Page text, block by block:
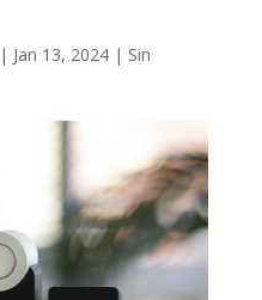
| Jan 13, 2024| Sin